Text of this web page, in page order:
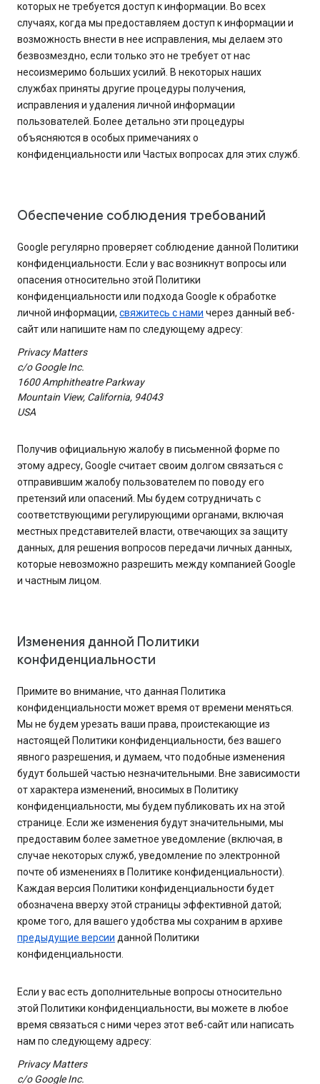
которых не требуется доступ к информации. Во всех
случаях, когда мы предоставляем доступ к информации и
возможность внести в нее исправления, мы делаем это
безвозмездно, если только это не требует от нас
несоизмеримо больших усилий. В некоторых наших
службах приняты другие процедуры получения,
исправления и удаления личной информации
пользователей. Более детально эти процедуры
объясняются в особых примечаниях о
конфиденциальности или Частых вопросах для этих служб.
Обеспечение соблюдения требований
Google регулярно проверяет соблюдение данной Политики
конфиденциальности. Если у вас возникнут вопросы или
опасения относительно этой Политики
конфиденциальности или подхода Google к обработке
личной информации, свяжитесь с нами через данный веб-
сайт или напишите нам по следующему адресу:
Privacy Matters
c/o Google Inc.
1600 Amphitheatre Parkway
Mountain View, California, 94043
USA
Получив официальную жалобу в письменной форме по
этому адресу, Google считает своим долгом связаться с
отправившим жалобу пользователем по поводу его
претензий или опасений. Мы будем сотрудничать с
соответствующими регулирующими органами, включая
местных представителей власти, отвечающих за защиту
данных, для решения вопросов передачи личных данных,
которые невозможно разрешить между компанией Google
и частным лицом.
Изменения данной Политики
конфиденциальности
Примите во внимание, что данная Политика
конфиденциальности может время от времени меняться.
Мы не будем урезать ваши права, проистекающие из
настоящей Политики конфиденциальности, без вашего
явного разрешения, и думаем, что подобные изменения
будут большей частью незначительными. Вне зависимости
от характера изменений, вносимых в Политику
конфиденциальности, мы будем публиковать их на этой
странице. Если же изменения будут значительными, мы
предоставим более заметное уведомление (включая, в
случае некоторых служб, уведомление по электронной
почте об изменениях в Политике конфиденциальности).
Каждая версия Политики конфиденциальности будет
обозначена вверху этой страницы эффективной датой;
кроме того, для вашего удобства мы сохраним в архиве
предыдущие версии данной Политики
конфиденциальности.
Если у вас есть дополнительные вопросы относительно
этой Политики конфиденциальности, вы можете в любое
время связаться с ними через этот веб-сайт или написать
нам по следующему адресу:
Privacy Matters
c/o Google Inc.